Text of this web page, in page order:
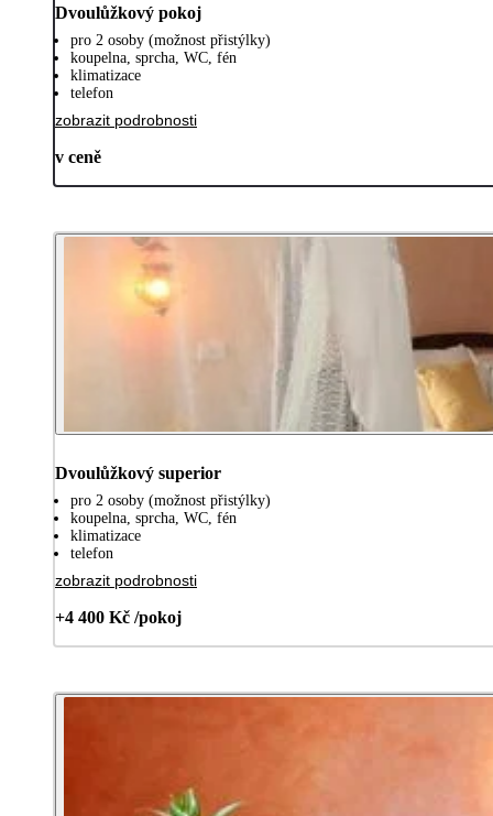
Dvoulůžkový pokoj
pro 2 osoby (možnost přistýlky)
koupelna, sprcha, WC, fén
klimatizace
telefon
zobrazit podrobnosti
v ceně
Dvoulůžkový superior
pro 2 osoby (možnost přistýlky)
koupelna, sprcha, WC, fén
klimatizace
telefon
zobrazit podrobnosti
+4 400 Kč /pokoj